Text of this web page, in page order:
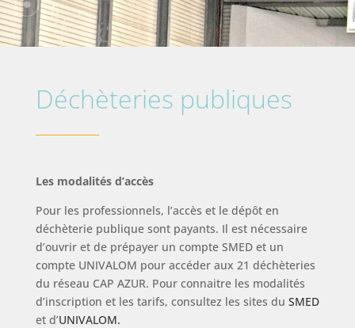
Déchèteries publiques
Les modalités d’accès
Pour les professionnels, l’accès et le dépôt en
déchèterie publique sont payants. Il est nécessaire
d’ouvrir et de prépayer un compte SMED et un
compte UNIVALOM pour accéder aux 21 déchèteries
du réseau CAP AZUR. Pour connaitre les modalités
d’inscription et les tarifs, consultez les sites du SMED
et d’UNIVALOM.